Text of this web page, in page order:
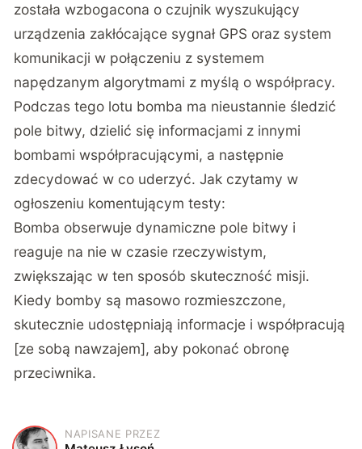
została wzbogacona o czujnik wyszukujący
urządzenia zakłócające sygnał GPS oraz system
komunikacji w połączeniu z systemem
napędzanym algorytmami z myślą o współpracy.
Podczas tego lotu bomba ma nieustannie śledzić
pole bitwy, dzielić się informacjami z innymi
bombami współpracującymi, a następnie
zdecydować w co uderzyć. Jak czytamy w
ogłoszeniu komentującym testy:
Bomba obserwuje dynamiczne pole bitwy i
reaguje na nie w czasie rzeczywistym,
zwiększając w ten sposób skuteczność misji.
Kiedy bomby są masowo rozmieszczone,
skutecznie udostępniają informacje i współpracują
[ze sobą nawzajem], aby pokonać obronę
przeciwnika.
NAPISANE PRZEZ